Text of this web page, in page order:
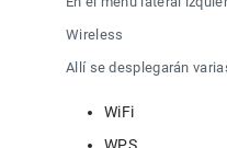
Wireless
Allí se desplegarán